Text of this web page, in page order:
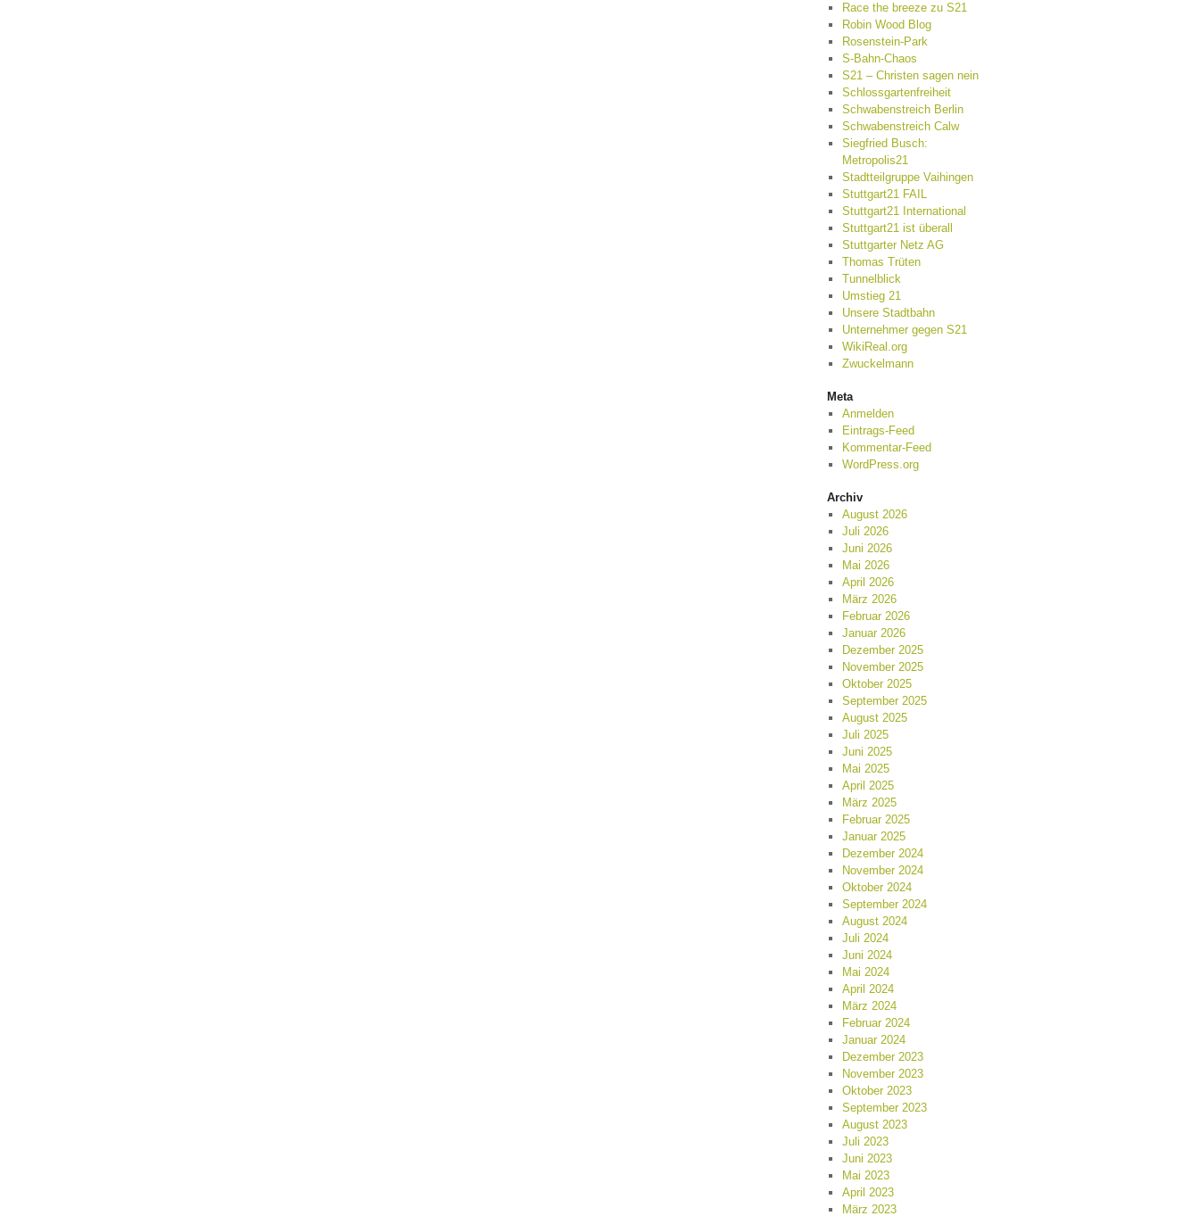
Race the breeze zu S21
Robin Wood Blog
Rosenstein-Park
S-Bahn-Chaos
S21 – Christen sagen nein
Schlossgartenfreiheit
Schwabenstreich Berlin
Schwabenstreich Calw
Siegfried Busch:
Metropolis21
Stadtteilgruppe Vaihingen
Stuttgart21 FAIL
Stuttgart21 International
Stuttgart21 ist überall
Stuttgarter Netz AG
Thomas Trüten
Tunnelblick
Umstieg 21
Unsere Stadtbahn
Unternehmer gegen S21
WikiReal.org
Zwuckelmann
Meta
Anmelden
Eintrags-Feed
Kommentar-Feed
WordPress.org
Archiv
August 2026
Juli 2026
Juni 2026
Mai 2026
April 2026
März 2026
Februar 2026
Januar 2026
Dezember 2025
November 2025
Oktober 2025
September 2025
August 2025
Juli 2025
Juni 2025
Mai 2025
April 2025
März 2025
Februar 2025
Januar 2025
Dezember 2024
November 2024
Oktober 2024
September 2024
August 2024
Juli 2024
Juni 2024
Mai 2024
April 2024
März 2024
Februar 2024
Januar 2024
Dezember 2023
November 2023
Oktober 2023
September 2023
August 2023
Juli 2023
Juni 2023
Mai 2023
April 2023
März 2023